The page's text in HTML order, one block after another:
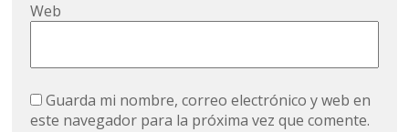
Web
Guarda mi nombre, correo electrónico y web en
este navegador para la próxima vez que comente.